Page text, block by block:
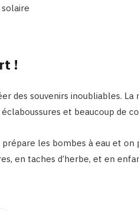
!
des souvenirs inoubliables.
et beaucoup de
les bombes à eau et
en taches d’herbe, et en